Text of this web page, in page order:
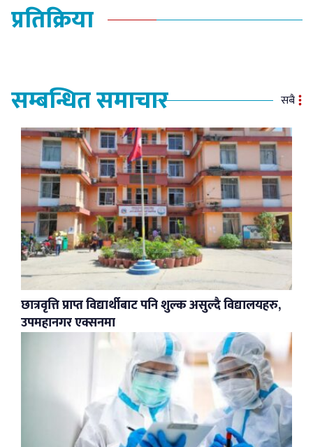
प्रतिक्रिया
सम्बन्धित समाचार सबै
छात्रवृत्ति प्राप्त विद्यार्थीबाट पनि शुल्क असुल्दै विद्यालयहरु,
उपमहानगर एक्सनमा